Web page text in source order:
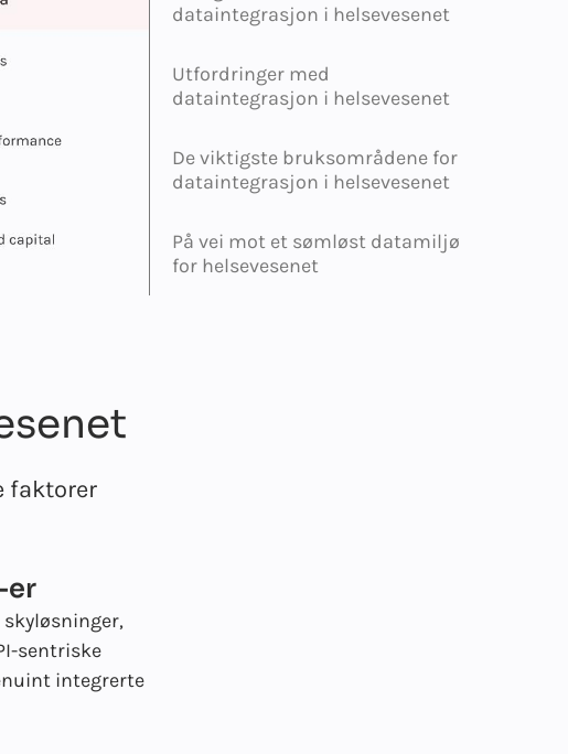
faktorer
er
sentriske
integrerte
dataintegrasjon i helsevesenet
Utfordringer med
dataintegrasjon i helsevesenet
De viktigste bruksområdene for
dataintegrasjon i helsevesenet
På vei mot et sømløst datamiljø
for helsevesenet